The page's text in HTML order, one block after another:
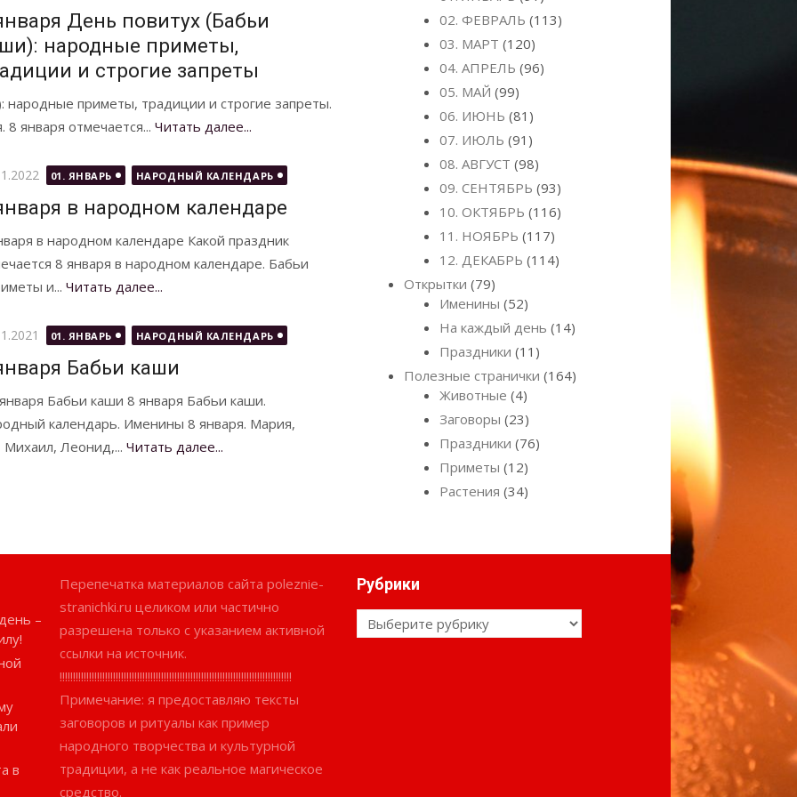
День повитух (Бабьи
народные приметы,
и строгие запреты
народные приметы, традиции и строгие запреты.
8 января отмечается... Читать далее...
01. ЯНВАРЬ НАРОДНЫЙ КАЛЕНДАРЬ
в народном календаре
в народном календаре Какой праздник
8 января в народном календаре. Бабьи
и... Читать далее...
01. ЯНВАРЬ НАРОДНЫЙ КАЛЕНДАРЬ
Бабьи каши
Бабьи каши 8 января Бабьи каши.
календарь. Именины 8 января. Мария,
Леонид,... Читать далее...
02. ФЕВРАЛЬ (113)
03. МАРТ (120)
04. АПРЕЛЬ (96)
05. МАЙ (99)
06. ИЮНЬ (81)
07. ИЮЛЬ (91)
08. АВГУСТ (98)
09. СЕНТЯБРЬ (93)
10. ОКТЯБРЬ (116)
11. НОЯБРЬ (117)
12. ДЕКАБРЬ (114)
Открытки (79)
Именины (52)
На каждый день (14)
Праздники (11)
Полезные странички (164)
Животные (4)
Заговоры (23)
Праздники (76)
Приметы (12)
Растения (34)
–
в
Перепечатка материалов сайта poleznie-
stranichki.ru целиком или частично
разрешена только с указанием активной
ссылки на источник.
!!!!!!!!!!!!!!!!!!!!!!!!!!!!!!!!!!!!!!!!!!!!!!!!!!!!!!!!!!!!!!!!!!!!!!!!!!!!!!!!!!!!!!!
Примечание: я предоставляю тексты
заговоров и ритуалы как пример
народного творчества и культурной
традиции, а не как реальное магическое
средство.
Рубрики
Рубрики